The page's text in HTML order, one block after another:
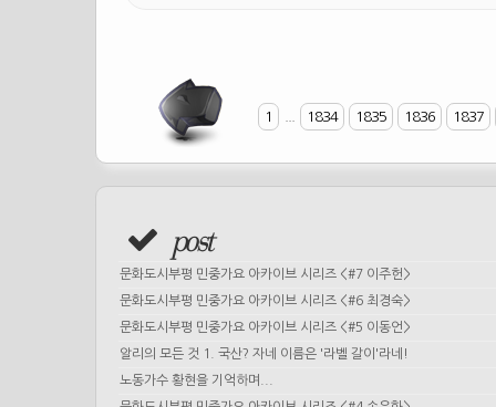
1 1834 1835 1836 1837
post
문화도시부평 민중가요 아카이브 시리즈 <#7 이주헌>
문화도시부평 민중가요 아카이브 시리즈 <#6 최경숙>
문화도시부평 민중가요 아카이브 시리즈 <#5 이동언>
알리의 모든 것 1. 국산? 자네 이름은 '라벨 갈이'라네!
노동가수 황현을 기억하며...